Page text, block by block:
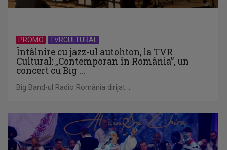
PROMO TVRCULTURAL
Întâlnire cu jazz-ul autohton, la TVR
Cultural: „Contemporan în România”, un
concert cu Big ...
Big Band-ul Radio România dirijat ...